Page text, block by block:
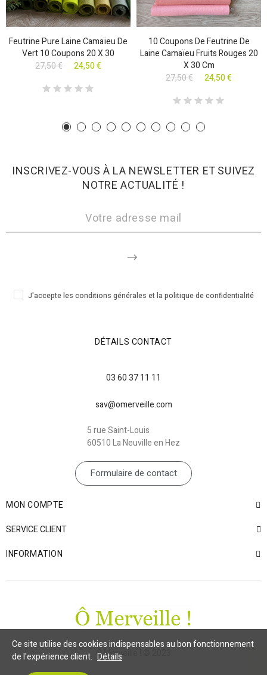
Feutrine Pure Laine Camaïeu De
Vert 10 Coupons 20 X 30
27,50 €
24,50 €
10 Coupons De Feutrine De
Laine Camaïeu Fruits Rouges 20
X 30 Cm
27,50 €
24,50 €
INSCRIVEZ-VOUS À LA NEWSLETTER ET SUIVEZ
NOTRE ACTUALITÉ !
J'accepte les conditions générales et la politique de confidentialité
DÉTAILS CONTACT
03 60 37 11 11
sav@omerveille.com
5 rue Saint-Louis
60510 La Neuville en Hez
Formulaire de contact
MON COMPTE
SERVICE CLIENT
INFORMATION
Ô Merveille ! © 2023
Ce site utilise des cookies indispensables au bon fonctionnement
de l'expérience client. Détails